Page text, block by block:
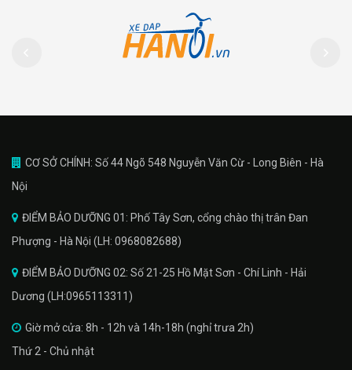
CƠ SỞ CHÍNH: Số 44 Ngõ 548 Nguyễn Văn Cừ - Long Biên - Hà
Nội
ĐIỂM BẢO DƯỠNG 01: Phố Tây Sơn, cổng chào thị trân Đan
Phượng - Hà Nội (LH: 0968082688)
ĐIỂM BẢO DƯỠNG 02: Số 21-25 Hồ Mặt Sơn - Chí Linh - Hải
Dương (LH:0965113311)
Giờ mở cửa: 8h - 12h và 14h-18h (nghỉ trưa 2h)
Thứ 2 - Chủ nhật